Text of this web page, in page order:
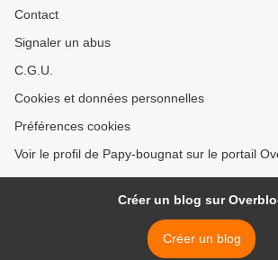
Contact
Signaler un abus
C.G.U.
Cookies et données personnelles
Préférences cookies
Voir le profil de Papy-bougnat sur le portail
Créer un blog sur
Créer un blog